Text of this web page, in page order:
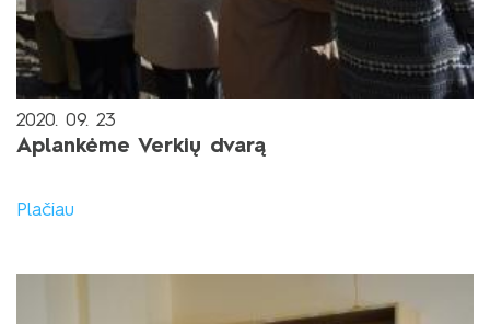
2020. 09. 23
Aplankėme Verkių dvarą
Plačiau